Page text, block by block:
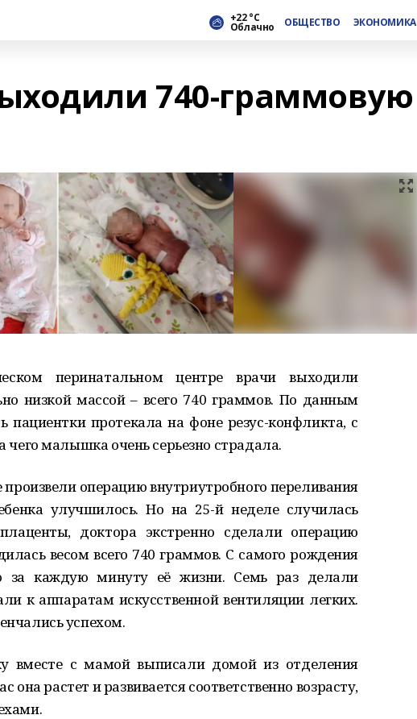
+22 °С
Облачно ОБЩЕСТВО ЭКОНОМИКА
740-граммовую
перинатальном центре врачи выходили
низкой массой – всего 740 граммов. По данным
пациентки протекала на фоне резус-конфликта, с
чего малышка очень серьезно страдала.
операцию внутриутробного переливания
улучшилось. Но на 25-й неделе случилась
доктора экстренно сделали операцию
весом всего 740 граммов. С самого рождения
за каждую минуту её жизни. Семь раз делали
к аппаратам искусственной вентиляции легких.
успехом.
вместе с мамой выписали домой из отделения
растет и развивается соответственно возрасту,